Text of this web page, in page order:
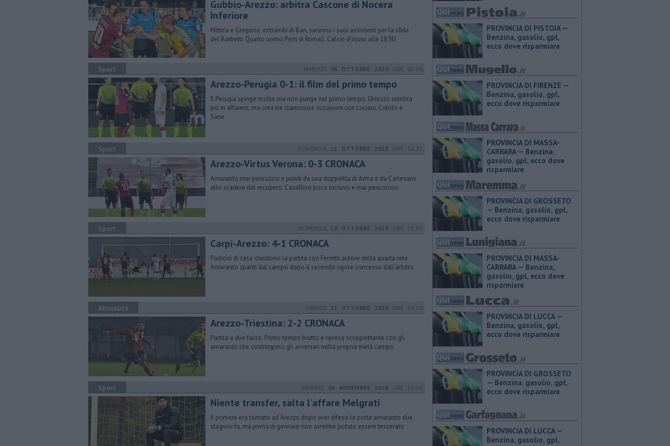
Gubbio-Arezzo: arbitra Cascone di Nocera
Inferiore
Mittica e Gregorio, entrambi di Bari, saranno i suoi assistenti per la sfida
del Barbetti. Quarto uomo Perri di Roma1. Calcio d'inizio alle 18:30
Sport MARTEDÌ 06 OTTOBRE 2020 ORE 06:00
Arezzo-Perugia 0-1: il film del primo tempo
Il Perugia spinge molto ma non punge nel primo tempo. L'Arezzo sembra
più in affanno, ma crea tre clamorose occasioni con Luciani, Cutolo e
Sane
Sport DOMENICA 11 OTTOBRE 2020 ORE 16:37
Arezzo-Virtus Verona: 0-3 CRONACA
Amaranto mai pericolosi e puniti da una doppietta di Arma e da Carlevaris
allo scadere del recupero. Cavallino poco incisivo e mai pericoloso
Sport DOMENICA 18 OTTOBRE 2020 ORE 15:50
Carpi-Arezzo: 4-1 CRONACA
Padroni di casa chiudono la partita con Ferretti autore della quarta rete.
Amaranto spariti dal campo dopo il secondo rigore concesso dall'arbitro
Attualità SABATO 31 OTTOBRE 2020 ORE 14:50
Arezzo-Triestina: 2-2 CRONACA
Partita a due facce. Primo tempo brutto e ripresa scoppiettante con gli
amaranto che costringono gli avversari nella propria metà campo
Sport VENERDÌ 06 NOVEMBRE 2020 ORE 16:00
Niente transfer, salta l'affare Melgrati
Il portiere era tornato ad Arezzo dopo aver difeso la porta amaranto due
stagioni fa, ma prima di gennaio non avrebbe potuto essere tesserato
PROVINCIA DI PISTOIA — ​
Benzina, gasolio, gpl,
ecco dove risparmiare
PROVINCIA DI FIRENZE — ​
Benzina, gasolio, gpl,
ecco dove risparmiare
PROVINCIA DI MASSA-
CARRARA — ​Benzina,
gasolio, gpl, ecco dove
risparmiare
PROVINCIA DI GROSSETO
— ​Benzina, gasolio, gpl,
ecco dove risparmiare
PROVINCIA DI MASSA-
CARRARA — ​Benzina,
gasolio, gpl, ecco dove
risparmiare
PROVINCIA DI LUCCA — ​
Benzina, gasolio, gpl,
ecco dove risparmiare
PROVINCIA DI GROSSETO
— ​Benzina, gasolio, gpl,
ecco dove risparmiare
PROVINCIA DI LUCCA — ​
Benzina, gasolio, gpl,